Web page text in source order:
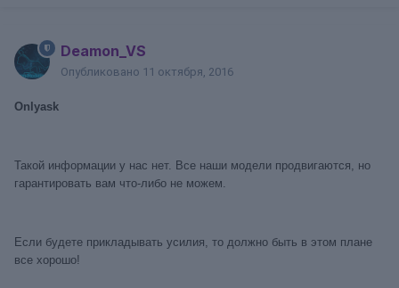
Deamon_VS
Опубликовано 11 октября, 2016
Onlyask
Такой информации у нас нет. Все наши модели продвигаются, но
гарантировать вам что-либо не можем.
Если будете прикладывать усилия, то должно быть в этом плане
все хорошо!